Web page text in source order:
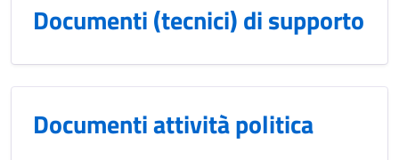
Documenti (tecnici) di supporto
Documenti attività politica